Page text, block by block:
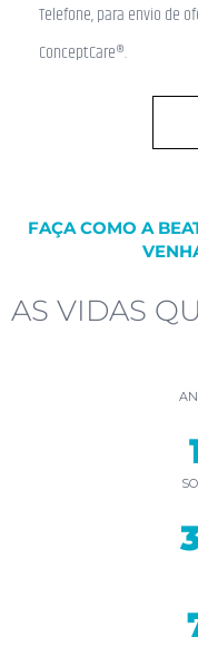
Telefone, para envio de
ConceptCare®.
FAÇA COMO A
AS VIDAS